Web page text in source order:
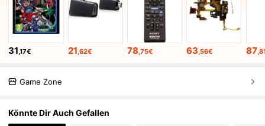
31 ,17€ 21 ,62€ 78 ,75€ 63 ,56€ 87
Game Zone
Könnte Dir Auch Gefallen